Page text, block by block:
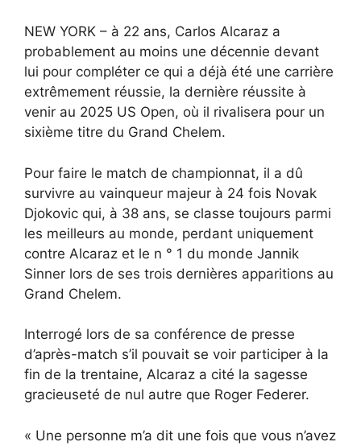
NEW YORK – à 22 ans, Carlos Alcaraz a
probablement au moins une décennie devant
lui pour compléter ce qui a déjà été une carrière
extrêmement réussie, la dernière réussite à
venir au 2025 US Open, où il rivalisera pour un
sixième titre du Grand Chelem.
Pour faire le match de championnat, il a dû
survivre au vainqueur majeur à 24 fois Novak
Djokovic qui, à 38 ans, se classe toujours parmi
les meilleurs au monde, perdant uniquement
contre Alcaraz et le n ° 1 du monde Jannik
Sinner lors de ses trois dernières apparitions au
Grand Chelem.
Interrogé lors de sa conférence de presse
d’après-match s’il pouvait se voir participer à la
fin de la trentaine, Alcaraz a cité la sagesse
gracieuseté de nul autre que Roger Federer.
« Une personne m’a dit une fois que vous n’avez